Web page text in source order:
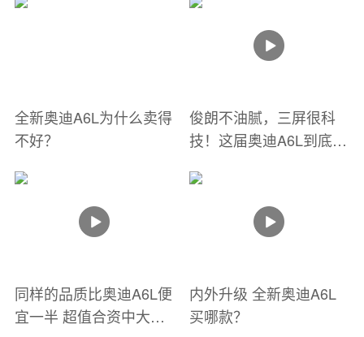
全新奥迪A6L为什么卖得
不好？
俊朗不油腻，三屏很科
技！这届奥迪A6L到底行
同样的品质比奥迪A6L便
宜一半 超值合资中大型
内外升级 全新奥迪A6L
买哪款？